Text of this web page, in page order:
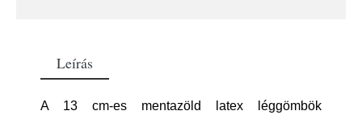
Leírás
A 13 cm-es mentazöld latex léggömbök